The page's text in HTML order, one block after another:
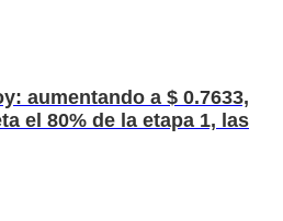
aumentando a $ 0.7633,
el 80% de la etapa 1, las